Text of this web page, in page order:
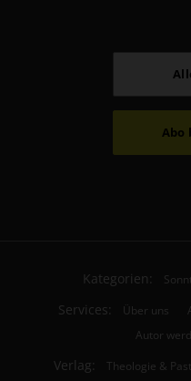
Abo
Kategorien:
Services: Über uns
Autor
Verlag: Theologie &